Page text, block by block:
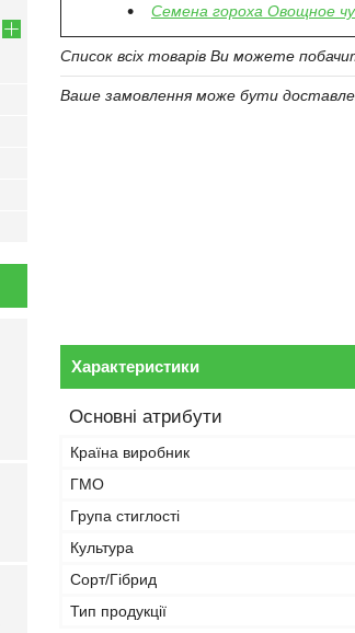
Семена гороха Овощное
Список всіх товарів Ви можете
Ваше замовлення може бути
Характеристики
Основні атрибути
Країна виробник
ГМО
Група стиглості
Культура
Сорт/Гібрид
Тип продукції